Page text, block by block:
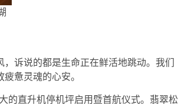
诉说的都是生命正在鲜活地跳动。我们
惫灵魂的心安。
的直升机停机坪启用暨首航仪式。翡翠松